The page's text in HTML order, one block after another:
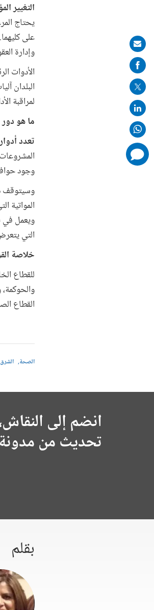
التغيير
يحتاج
على
وإدارة
الأدوات
البلدان
لمراقبة
ما هو
تعدد
وجود
وسيتوقف
المواتية
ويعمل في
التي
خلاصة
للقطاع
القطاع
الصحة
انضم إلى
تحديث من
بقلم
Share
on
mail
comments
added